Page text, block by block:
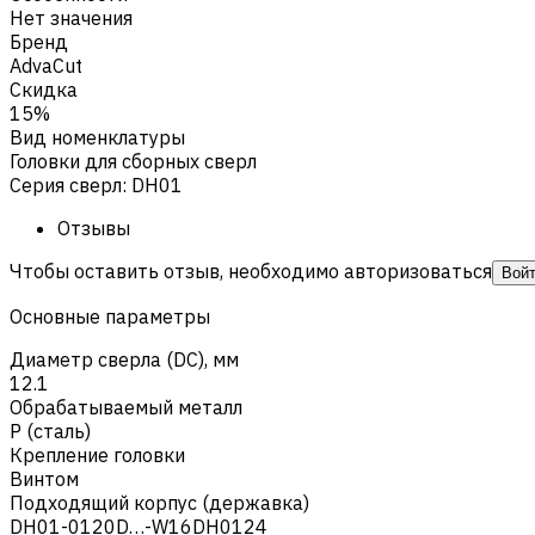
Нет значения
Бренд
AdvaCut
Скидка
15%
Вид номенклатуры
Головки для сборных сверл
Серия сверл: DH01
Отзывы
Чтобы оставить отзыв, необходимо авторизоваться
Основные параметры
Диаметр сверла (DC), мм
12.1
Обрабатываемый металл
Р (сталь)
Крепление головки
Винтом
Подходящий корпус (державка)
DH01-0120D…-W16DH0124